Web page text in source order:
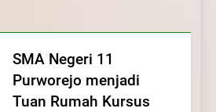
Generasi
SMA Negeri 11
Purworejo menjadi
Tuan Rumah Kursus